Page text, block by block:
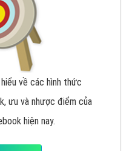
về các hình thức
ưu và nhược điểm của
hiện nay.